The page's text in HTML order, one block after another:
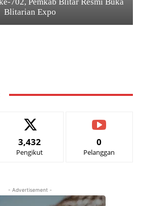
Blitarian Expo
3,432
Pengikut
0
Pelanggan
- Advertisement -